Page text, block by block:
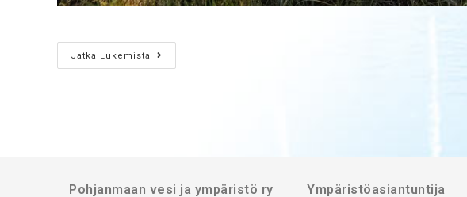
Jatka Lukemista
Pohjanmaan vesi ja ympäristö ry
Ympäristöasiantuntija